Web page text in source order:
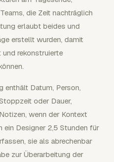
die Zeit nachträglich
erlaubt beides und
erstellt wurden, damit
rekonstruierte
enthält Datum, Person,
oder Dauer,
wenn der Kontext
ein Designer 2,5 Stunden für
sie als abrechenbar
zur Überarbeitung der